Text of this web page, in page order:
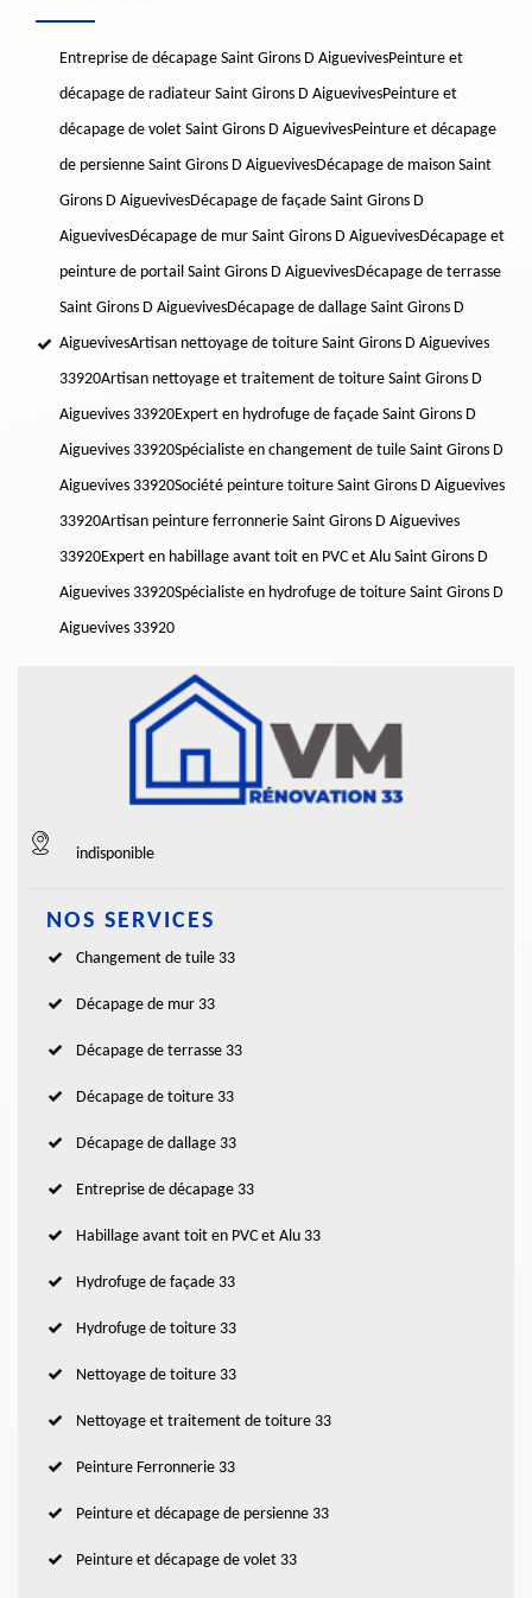
Entreprise de décapage Saint Girons D AiguevivesPeinture et
décapage de radiateur Saint Girons D AiguevivesPeinture et
décapage de volet Saint Girons D AiguevivesPeinture et décapage
de persienne Saint Girons D AiguevivesDécapage de maison Saint
Girons D AiguevivesDécapage de façade Saint Girons D
AiguevivesDécapage de mur Saint Girons D AiguevivesDécapage et
peinture de portail Saint Girons D AiguevivesDécapage de terrasse
Saint Girons D AiguevivesDécapage de dallage Saint Girons D
AiguevivesArtisan nettoyage de toiture Saint Girons D Aiguevives
33920Artisan nettoyage et traitement de toiture Saint Girons D
Aiguevives 33920Expert en hydrofuge de façade Saint Girons D
Aiguevives 33920Spécialiste en changement de tuile Saint Girons D
Aiguevives 33920Société peinture toiture Saint Girons D Aiguevives
33920Artisan peinture ferronnerie Saint Girons D Aiguevives
33920Expert en habillage avant toit en PVC et Alu Saint Girons D
Aiguevives 33920Spécialiste en hydrofuge de toiture Saint Girons D
Aiguevives 33920
indisponible
NOS SERVICES
Changement de tuile 33
Décapage de mur 33
Décapage de terrasse 33
Décapage de toiture 33
Décapage de dallage 33
Entreprise de décapage 33
Habillage avant toit en PVC et Alu 33
Hydrofuge de façade 33
Hydrofuge de toiture 33
Nettoyage de toiture 33
Nettoyage et traitement de toiture 33
Peinture Ferronnerie 33
Peinture et décapage de persienne 33
Peinture et décapage de volet 33